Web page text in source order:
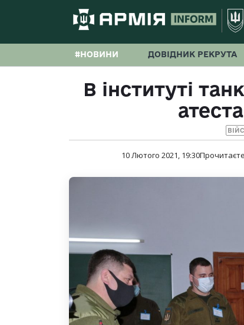
#НОВИНИ ДОВІДНИК РЕКРУТА
В інституті
10 Лютого 2021, 19:30